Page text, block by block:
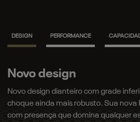
DESIGN PERFORMANCE
e para-
chega
Novos faróis
Novos faróis e lanternas full
com precisão. Garanta mais
marcante, seja de dia ou de